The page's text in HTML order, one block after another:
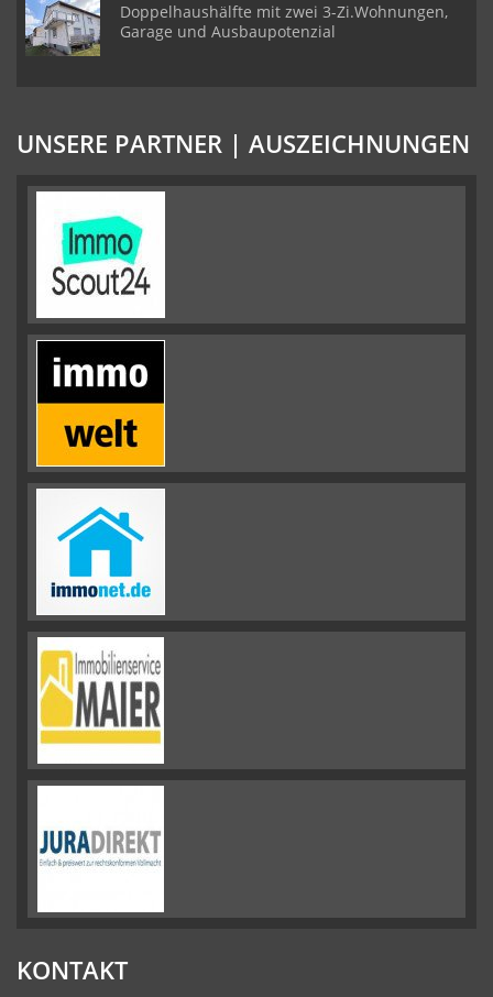
Doppelhaushälfte mit zwei 3-Zi.Wohnungen,
Garage und Ausbaupotenzial
UNSERE PARTNER | AUSZEICHNUNGEN
KONTAKT